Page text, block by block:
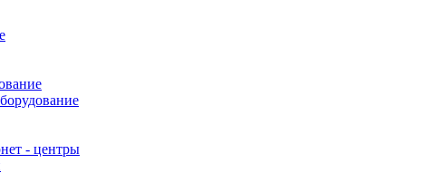
- центры